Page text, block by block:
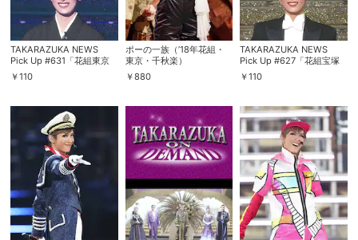
購入履歴
レンタル、購入、定額見放題の購入履歴の
確認が可能です。こちらから視聴いただく
と便利です。
能です。
閲覧履歴
サイト内の閲覧履歴を確認できます。履歴
の削除も可能です。
視聴年齢制限
サイト内で表示される作品の表示制限が可
能です。5段階の年齢区分から選択できま
す。
TAKARAZUKA NEWS
Pick Up #631「花組東京
宝塚劇場公演千秋楽明日海
りお退団挨拶」～2019年
￥110
ポーの一族（’18年花組・
東京・千秋楽）
￥880
TAKARAZUKA NEWS
Pick Up #627「花組宝塚
大劇場公演千秋楽明日海り
お退団挨拶」～2019年10
￥110